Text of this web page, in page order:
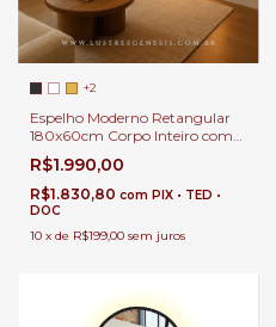
+2
Espelho Moderno Retangular
180x60cm Corpo Inteiro com
LED Touch e Perfil com Lente
de Acrílico Para Quarto,
Penteadeira, Salão de Beleza e
Lojas
R$1.990,00
R$1.830,80 com PIX • TED •
DOC
10 x de R$199,00 sem juros